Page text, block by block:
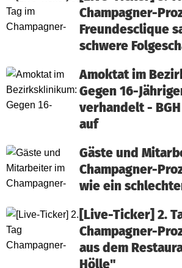
Champagner-
Freundesclique
schwere
Amoktat im
Gegen 16-
verhandelt -
auf
Gäste und
Champagner-
wie ein
[Live-Ticker] 2.
Champagner-
aus dem
Hölle"